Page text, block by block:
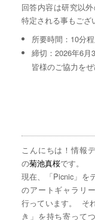
回答内容は研究以
特定される事もござ
所要時間：10分
締切：2026年6月
皆様のご協力をぜ
こんにちは！情報
の菊池真桜です。
現在、「Picnic」を
のアートギャラリ
行っています。 そ
き」を持ち寄って